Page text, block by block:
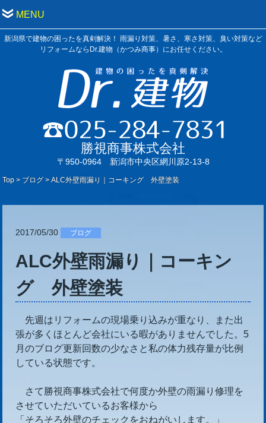
MENU
新潟県で建物の困ったを真剣解決！ 雨漏り対策、暑さ、寒さ対策、臭い対策など
リフォームならDr.建物（かつみ商事）にお任せください。
勝視商事株式会社
〒950-0964 新潟市中央区網川原2-13-8
Top > ブログ >ALC外壁雨漏り｜コーキング 外壁塗装
2017/05/30 ブログ
ALC外壁雨漏り｜コーキン
グ 外壁塗装
先週はリフォームの現場乗り込みが重なり、また出
張が多くほとんど会社にいる暇がありませんでした。5
月のブログ更新回数の少なさと私の体力残存量が比例
している状態です。
さて勝視商事株式会社で何度か外壁の雨漏り修理を
させていただいているお客様から
「そろそろ外壁のチェックをおねがいします。」